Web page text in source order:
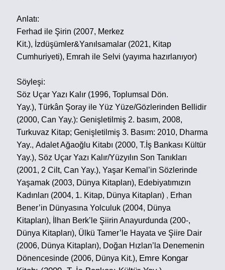
Anlatı:
Ferhad ile Şirin (2007, Merkez
Kit.), İzdüşümler&Yanılsamalar (2021, Kitap
Cumhuriyeti), Emrah ile Selvi (yayıma hazırlanıyor)
Söyleşi:
Söz Uçar Yazı Kalır (1996, Toplumsal Dön.
Yay.), Türkân Şoray ile Yüz Yüze/Gözlerinden Bellidir
(2000, Can Yay.): Genişletilmiş 2. basım, 2008,
Turkuvaz Kitap; Genişletilmiş 3. Basım: 2010, Dharma
Yay., Adalet Ağaoğlu Kitabı (2000, T.İş Bankası Kültür
Yay.), Söz Uçar Yazı Kalır/Yüzyılın Son Tanıkları
(2001, 2 Cilt, Can Yay.), Yaşar Kemal’in Sözlerinde
Yaşamak (2003, Dünya Kitapları), Edebiyatımızın
Kadınları (2004, 1. Kitap, Dünya Kitapları), Erhan
Bener’in Dünyasına Yolculuk (2004, Dünya
Kitapları),
İlhan Berk’le Şiirin Anayurdunda (200-,
Dünya Kitapları), Ülkü Tamer’le Hayata ve Şiire Dair
(2006, Dünya Kitapları), Doğan Hızlan’la Denemenin
Dönencesinde (2006, Dünya Kit.), Emre Kongar